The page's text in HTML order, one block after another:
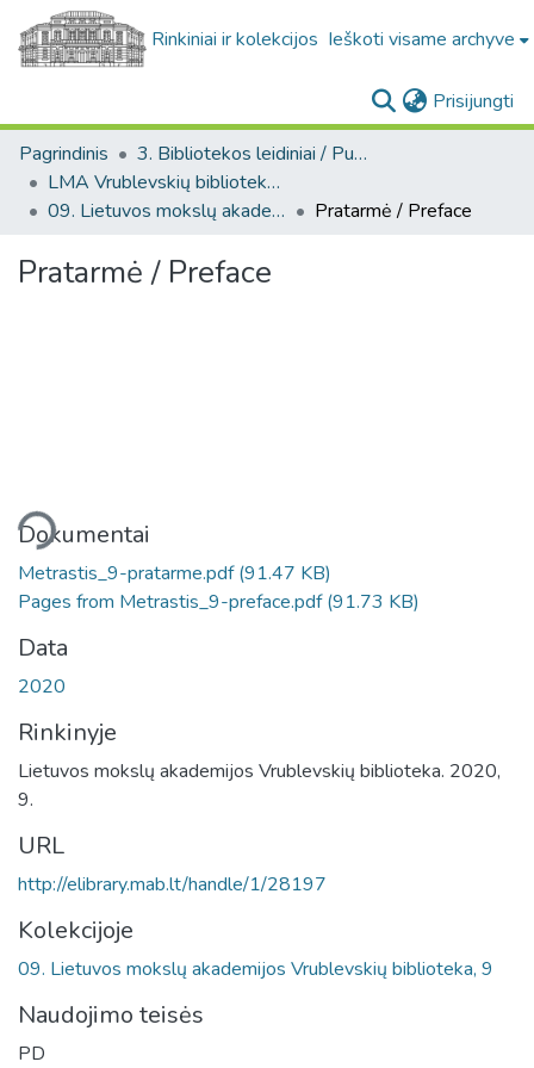
Rinkiniai ir kolekcijos Ieškoti visame archyve
Prisijungti
Pagrindinis
3. Bibliotekos leidiniai / Publications of the Library
LMA Vrublevskių bibliotekos darbai
09. Lietuvos mokslų akademijos Vrublevskių biblioteka, 9
Pratarmė / Preface
Pratarmė / Preface
Dokumentai
Metrastis_9-pratarme.pdf(91.47 KB)
Pages from Metrastis_9-preface.pdf(91.73 KB)
Data
2020
Rinkinyje
Lietuvos mokslų akademijos Vrublevskių biblioteka. 2020,
9.
URL
http://elibrary.mab.lt/handle/1/28197
Kolekcijoje
09. Lietuvos mokslų akademijos Vrublevskių biblioteka, 9
Naudojimo teisės
PD